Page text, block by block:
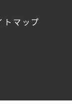
トマップ